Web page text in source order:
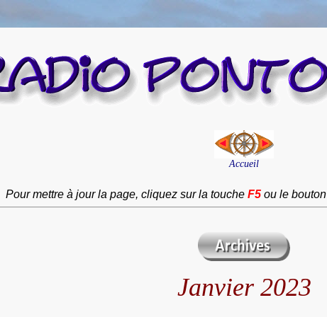
Accueil
Pour mettre à jour la page, cliquez sur la touche F5ou le bouton
Janvier 2023